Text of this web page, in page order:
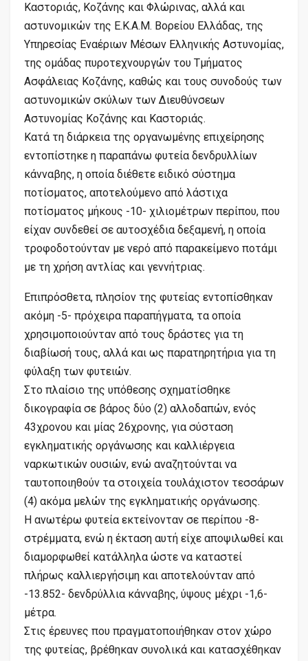
Καστοριάς, Κοζάνης και Φλώρινας, αλλά και
αστυνομικών της Ε.Κ.Α.Μ. Βορείου Ελλάδας, της
Υπηρεσίας Εναέριων Μέσων Ελληνικής Αστυνομίας,
της ομάδας πυροτεχνουργών του Τμήματος
Ασφάλειας Κοζάνης, καθώς και τους συνοδούς των
αστυνομικών σκύλων των Διευθύνσεων
Αστυνομίας Κοζάνης και Καστοριάς.
Κατά τη διάρκεια της οργανωμένης επιχείρησης
εντοπίστηκε η παραπάνω φυτεία δενδρυλλίων
κάνναβης, η οποία διέθετε ειδικό σύστημα
ποτίσματος, αποτελούμενο από λάστιχα
ποτίσματος μήκους -10- χιλιομέτρων περίπου, που
είχαν συνδεθεί σε αυτοσχέδια δεξαμενή, η οποία
τροφοδοτούνταν με νερό από παρακείμενο ποτάμι
με τη χρήση αντλίας και γεννήτριας.
Επιπρόσθετα, πλησίον της φυτείας εντοπίσθηκαν
ακόμη -5- πρόχειρα παραπήγματα, τα οποία
χρησιμοποιούνταν από τους δράστες για τη
διαβίωσή τους, αλλά και ως παρατηρητήρια για τη
φύλαξη των φυτειών.
Στο πλαίσιο της υπόθεσης σχηματίσθηκε
δικογραφία σε βάρος δύο (2) αλλοδαπών, ενός
43χρονου και μίας 26χρονης, για σύσταση
εγκληματικής οργάνωσης και καλλιέργεια
ναρκωτικών ουσιών, ενώ αναζητούνται να
ταυτοποιηθούν τα στοιχεία τουλάχιστον τεσσάρων
(4) ακόμα μελών της εγκληματικής οργάνωσης.
Η ανωτέρω φυτεία εκτείνονταν σε περίπου -8-
στρέμματα, ενώ η έκταση αυτή είχε αποψιλωθεί και
διαμορφωθεί κατάλληλα ώστε να καταστεί
πλήρως καλλιεργήσιμη και αποτελούνταν από
-13.852- δενδρύλλια κάνναβης, ύψους μέχρι -1,6-
μέτρα.
Στις έρευνες που πραγματοποιήθηκαν στον χώρο
της φυτείας, βρέθηκαν συνολικά και κατασχέθηκαν